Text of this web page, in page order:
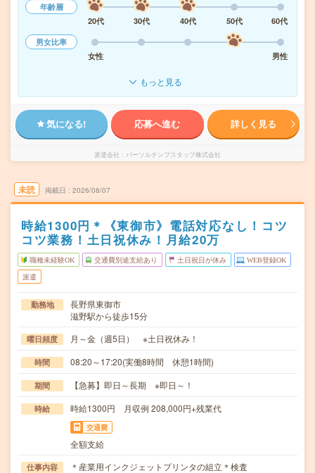
年齢層
20代
30代 40代 50代
60代
男女比率
女性
男性
もっと見る
気になる! 応募へ進む 詳しく見る
派遣会社 パーソルテンプスタッフ株式会社
未読 掲載日 2026/08/07
時給1300円＊《東御市》電話対応なし！コツ
コツ業務！土日祝休み！月給20万
職種未経験OK 交通費別途支給あり 土日祝日が休み WEB登録OK
派遣
勤務地
長野県東御市
滋野駅から徒歩15分
曜日頻度 月～金（週5日） ※土日祝休み！
時間 08:20～17:20(実働8時間 休憩1時間)
期間 【急募】即日～長期 ※即日～！
時給 時給1300円 月収例 208,000円+残業代
交通費
全額支給
仕事内容 ＊産業用インクジェットプリンタの組立＊検査